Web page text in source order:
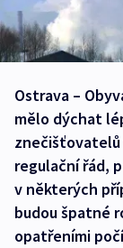
Ostrava –
mělo dýchat
znečišťovatelů
regulační řád,
v některých
budou špatné
opatřeními